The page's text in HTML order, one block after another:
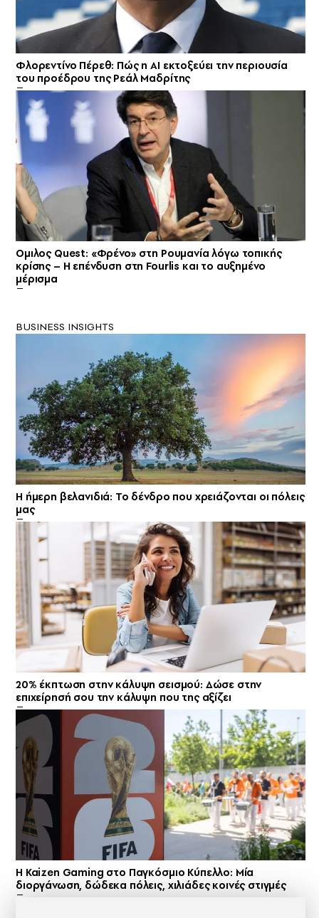
Φλορεντίνο Πέρεθ: Πώς η AI εκτοξεύει την περιουσία
του προέδρου της Ρεάλ Μαδρίτης
Oμιλος Quest: «Φρένο» στη Ρουμανία λόγω τοπικής
κρίσης – Η επένδυση στη Fourlis και το αυξημένο
μέρισμα
BUSINESS INSIGHTS
Η ήμερη βελανιδιά: Το δένδρο που χρειάζονται οι πόλεις
μας
20% έκπτωση στην κάλυψη σεισμού: Δώσε στην
επιχείρησή σου την κάλυψη που της αξίζει
H Kaizen Gaming στο Παγκόσμιο Kύπελλο: Μία
διοργάνωση, δώδεκα πόλεις, χιλιάδες κοινές στιγμές